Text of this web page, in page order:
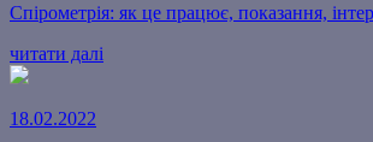
Спірометрія: як це працює, показання,
читати далі
18.02.2022